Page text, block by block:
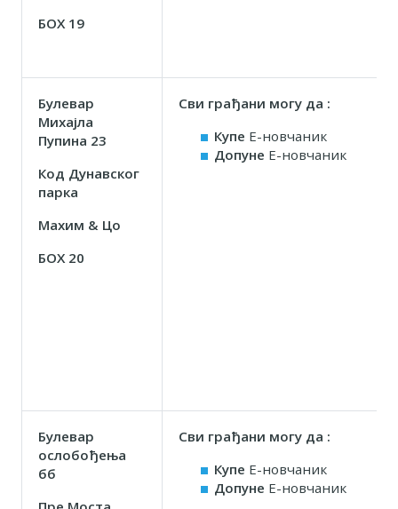
БОX 19
Булевар
Михајла
Пупина 23
Код Дунавског
парка
Маxим & Цо
БОX 20
Сви грађани могу да :
Купе Е-новчаник
Допуне Е-новчаник
Булевар
ослобођења
бб
Сви грађани могу да :
Купе Е-новчаник
Допуне Е-новчаник